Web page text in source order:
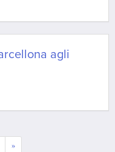
agli
»